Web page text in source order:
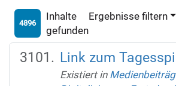
4896
Inhalte
gefunden
Ergebnisse filtern
Link zum
Existiert in